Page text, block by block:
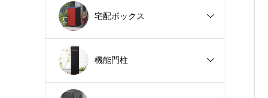
宅配ボックス
機能門柱